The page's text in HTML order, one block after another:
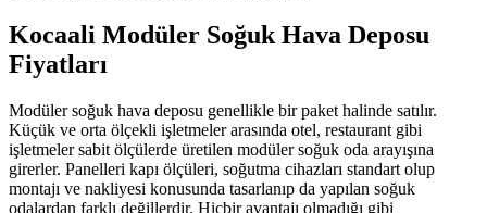
Kocaali Modüler Soğuk Hava Deposu
Fiyatları
Modüler soğuk hava deposu genellikle bir paket halinde satılır.
Küçük ve orta ölçekli işletmeler arasında otel, restaurant gibi
işletmeler sabit ölçülerde üretilen modüler soğuk oda arayışına
girerler. Panelleri kapı ölçüleri, soğutma cihazları standart olup
montajı ve nakliyesi konusunda tasarlanıp da yapılan soğuk
odalardan farklı değillerdir. Hiçbir avantajı olmadığı gibi